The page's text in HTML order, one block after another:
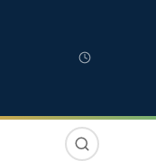
صوت وصورة